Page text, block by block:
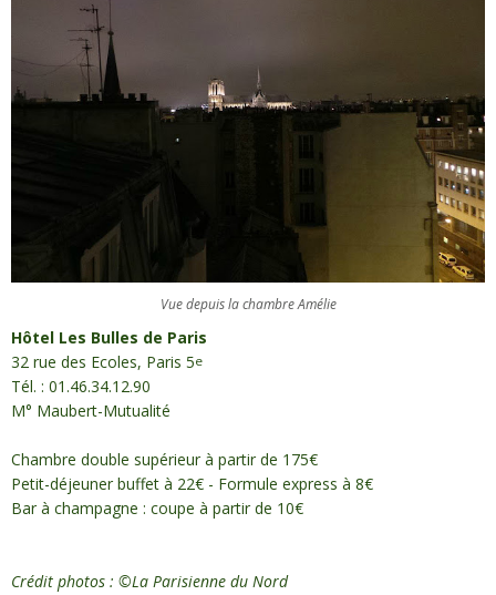
Vue depuis la chambre Amélie
Hôtel Les Bulles de Paris
32 rue des Ecoles, Paris 5e
Tél. : 01.46.34.12.90
M° Maubert-Mutualité
Chambre double supérieur à partir de 175€
Petit-déjeuner buffet à 22€ - Formule express à 8€
Bar à champagne : coupe à partir de 10€
Crédit photos : ©La Parisienne du Nord